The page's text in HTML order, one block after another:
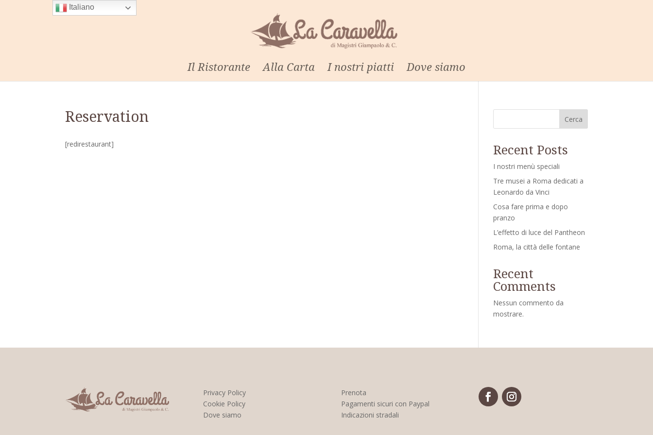
Il Ristorante Alla Carta I nostri piatti Dove siamo
Reservation
[redirestaurant]
Cerca
Recent Posts
I nostri menù speciali
Tre musei a Roma dedicati a
Leonardo da Vinci
Cosa fare prima e dopo
pranzo
L’effetto di luce del Pantheon
Roma, la città delle fontane
Recent
Comments
Nessun commento da
mostrare.
Privacy Policy
Cookie Policy
Dove siamo
Prenota
Pagamenti sicuri con Paypal
Indicazioni stradali
Italiano